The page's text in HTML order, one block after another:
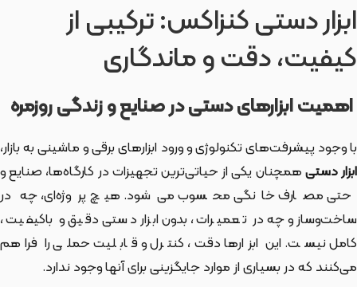
ابزار دستی کنزاکس: ترکیبی از
کیفیت، دقت و ماندگاری
اهمیت ابزارهای دستی در صنایع و زندگی روزمره
با وجود پیشرفت‌های تکنولوژی و ورود ابزارهای برقی و ماشینی به بازار،
ابزار دستیهمچنان یکی از حیاتی‌ترین تجهیزات در کارگاه‌ها، صنایع و
حتی مصارف خانگی محسوب می‌شود. هیچ پروژه‌ای، چه در
ساخت‌وساز و چه در تعمیرات، بدون ابزار دستی دقیق و باکیفیت،
کامل نیست. این ابزارها دقت، کنترل و قابلیت حملی را فراهم
می‌کنند که در بسیاری از موارد جایگزینی برای آنها وجود ندارد.